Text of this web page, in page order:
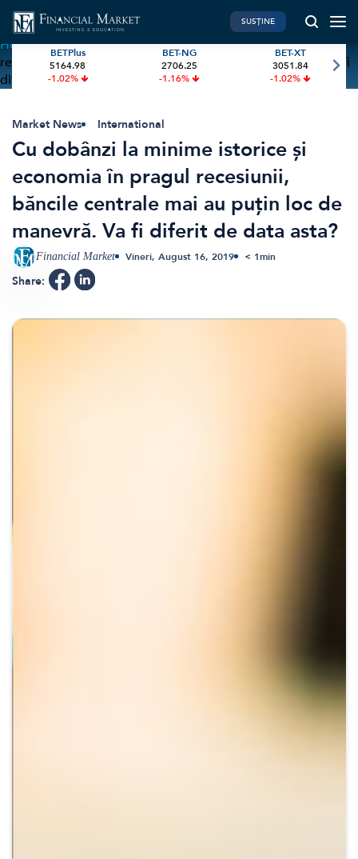
Home»Cu dobânzi la minime istorice și economia în pragul
recesiunii, băncile centrale mai au puțin loc de manevră. Va fi
diferit de data asta?
PIATA DE CAPITAL
Investiții
International
BVB Recap
Bursa
Acțiunea Zilei
Brokeri
FINANTE PERSONALE
Pensie & taxe
Credite
Asigurari
Start-Up
Artificial Intelligence
SUSȚINE
BETPlus
5164.98
-1.02%
BET-NG
2706.25
-1.16%
BET-XT
3051.84
-1.02%
Market News International
Cu dobânzi la minime istorice și
economia în pragul recesiunii,
băncile centrale mai au puțin loc de
manevră. Va fi diferit de data asta?
Financial Market Vineri, August 16, 2019 < 1min
Share: